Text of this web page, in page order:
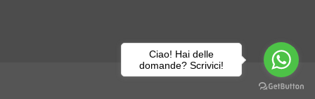
Ciao! Hai delle
domande? Scrivici!